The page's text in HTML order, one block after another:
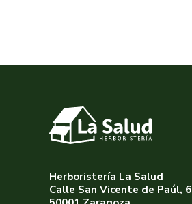
Herboristería La Salud
Calle San Vicente de Paúl, 6